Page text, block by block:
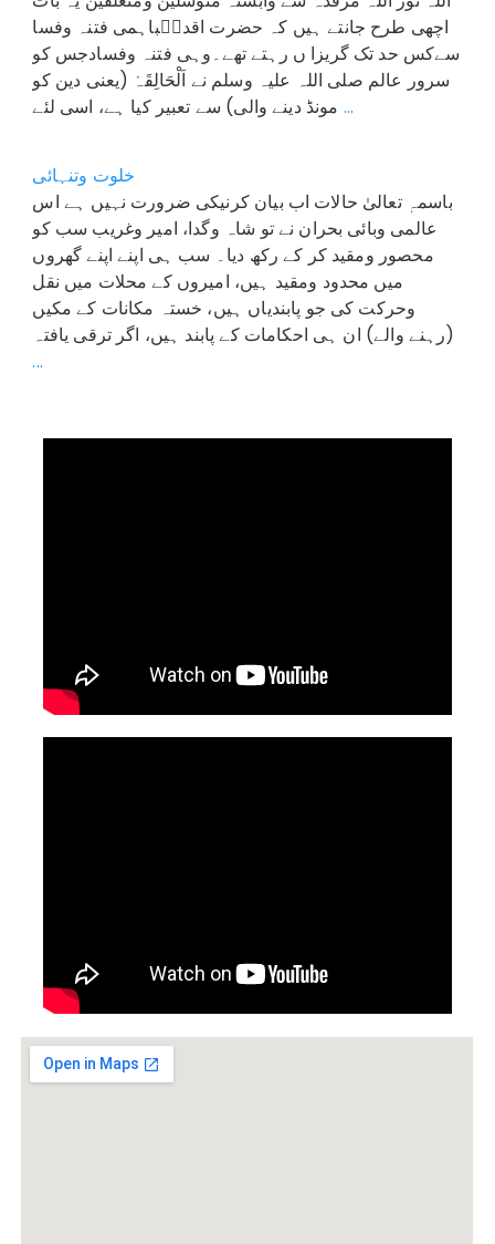
اچھی طرح جانتے ہیں کہ حضرت اقدسؒباہمی فتنہ وفسا
سےکس حد تک گریزا ں رہتے تھے۔وہی فتنہ وفسادجس کو
سرور عالم صلی اللہ علیہ وسلم نے اَلْحَالِقَہْ (یعنی دین کو
...
خلوت وتنہائی
باسمہٖ تعالیٰ حالات اب بیان کرنیکی ضرورت نہیں ہے اس
عالمی وبائی بحران نے تو شاہ وگدا، امیر وغریب سب کو
محصور ومقید کر کے رکھ دیا۔ سب ہی اپنے اپنے گھروں
میں محدود ومقید ہیں، امیروں کے محلات میں نقل
وحرکت کی جو پابندیاں ہیں، خستہ مکانات کے مکیں
(رہنے والے) ان ہی احکامات کے پابند ہیں، اگر ترقی یافتہ
...